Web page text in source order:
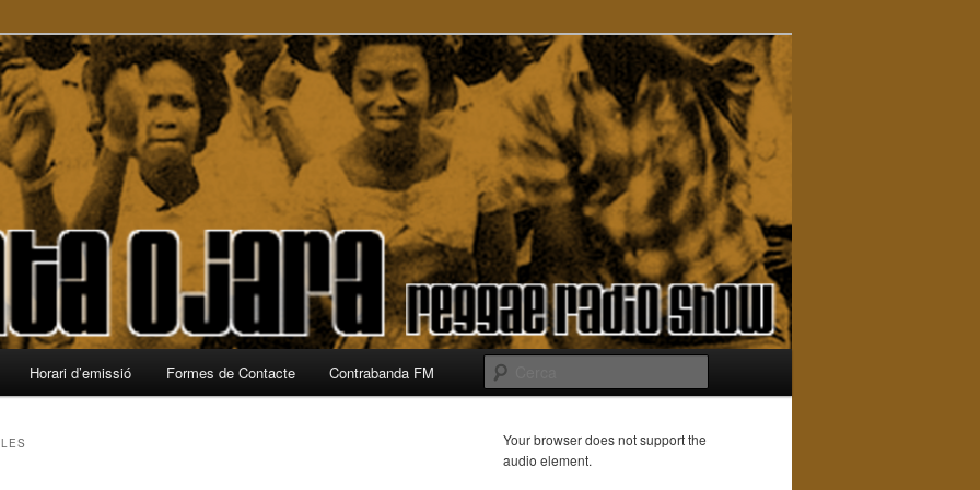
Horari d’emissió Formes de Contacte Contrabanda FM
Your browser does not support the
audio element.